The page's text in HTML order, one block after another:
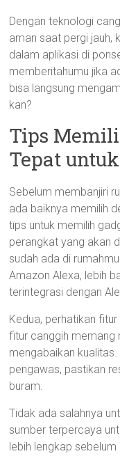
Dengan teknologi
aman saat pergi jauh,
dalam aplikasi di
memberitahumu jika
bisa langsung
kan?
Tips
Tepat
Sebelum membanjiri
ada baiknya memilih
tips untuk memilih
perangkat yang akan
sudah ada di
Amazon Alexa, lebih
terintegrasi dengan
Kedua, perhatikan
fitur canggih memang
mengabaikan
pengawas, pastikan
buram.
Tidak ada salahnya
sumber terpercaya
lebih lengkap